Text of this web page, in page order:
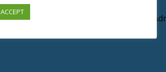
E-Mail-
ACCEPT